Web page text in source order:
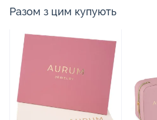
Разом з цим купують